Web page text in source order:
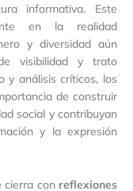
informativa. Este
en la realidad
y diversidad aún
visibilidad y trato
y análisis críticos, los
de construir
social y contribuyan
y la expresión
cierra con reflexiones